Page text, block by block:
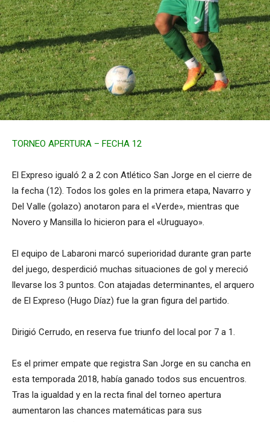
TORNEO APERTURA – FECHA 12
El Expreso igualó 2 a 2 con Atlético San Jorge en el cierre de
la fecha (12). Todos los goles en la primera etapa, Navarro y
Del Valle (golazo) anotaron para el «Verde», mientras que
Novero y Mansilla lo hicieron para el «Uruguayo».
El equipo de Labaroni marcó superioridad durante gran parte
del juego, desperdició muchas situaciones de gol y mereció
llevarse los 3 puntos. Con atajadas determinantes, el arquero
de El Expreso (Hugo Díaz) fue la gran figura del partido.
Dirigió Cerrudo, en reserva fue triunfo del local por 7 a 1.
Es el primer empate que registra San Jorge en su cancha en
esta temporada 2018, había ganado todos sus encuentros.
Tras la igualdad y en la recta final del torneo apertura
aumentaron las chances matemáticas para sus